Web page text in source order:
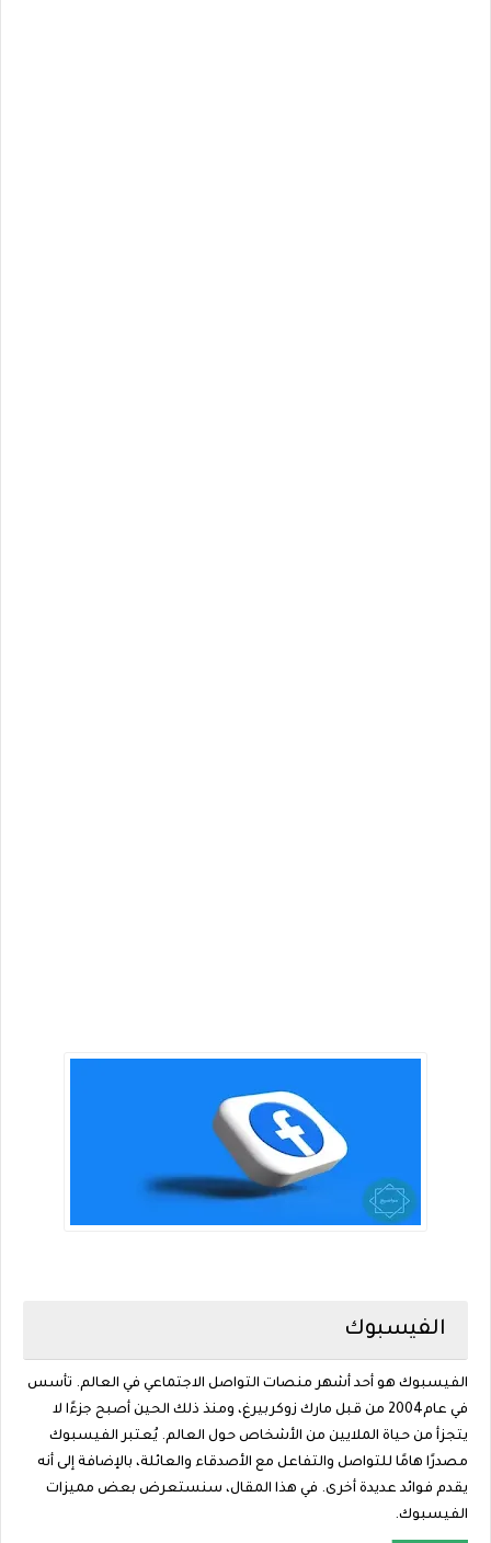
الفيسبوك
الفيسبوك هو أحد أشهر منصات التواصل الاجتماعي في العالم. تأسس
في عام2004 من قبل مارك زوكربيرغ، ومنذ ذلك الحين أصبح جزءًا لا
يتجزأ من حياة الملايين من الأشخاص حول العالم. يُعتبر الفيسبوك
مصدرًا هامًا للتواصل والتفاعل مع الأصدقاء والعائلة، بالإضافة إلى أنه
يقدم فوائد عديدة أخرى. في هذا المقال، سنستعرض بعض مميزات
الفيسبوك.